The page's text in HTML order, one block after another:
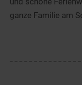
ganze Familie am